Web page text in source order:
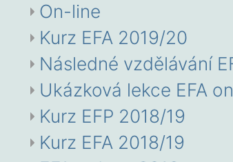
On-line
Kurz EFA 2019/20
Následné vzdělávání
Ukázková lekce EFA
Kurz EFP 2018/19
Kurz EFA 2018/19